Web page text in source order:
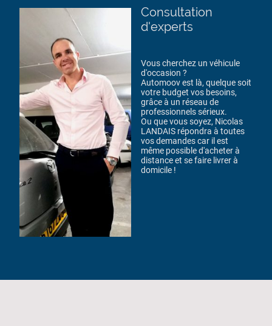
Consultation
d'experts
Vous cherchez un véhicule
d'occasion ?
Automoov est là, quelque soit
votre budget vos besoins,
grâce à un réseau de
professionnels sérieux.
Ou que vous soyez, Nicolas
LANDAIS répondra à toutes
vos demandes car il est
même possible d'acheter à
distance et se faire livrer à
domicile !